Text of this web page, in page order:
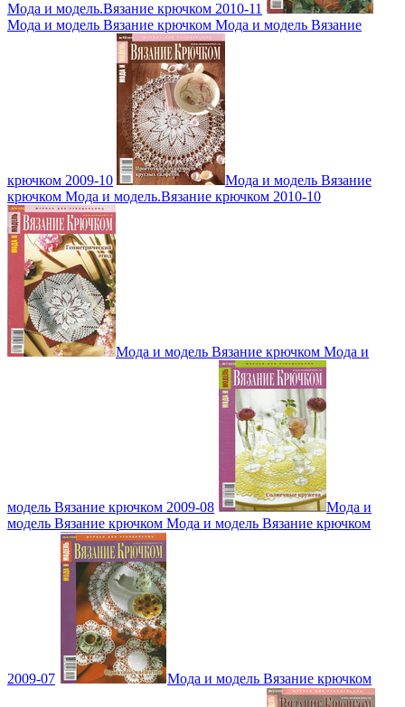
Мода и модель.Вязание крючком 2010-11
Мода и модель Вязание крючком Мода и модель Вязание
крючком 2009-10
Мода и модель Вязание
крючком Мода и модель.Вязание крючком 2010-10
Мода и модель Вязание крючком Мода и
модель Вязание крючком 2009-08
Мода и
модель Вязание крючком Мода и модель Вязание крючком
2009-07 Мода и модель Вязание крючком